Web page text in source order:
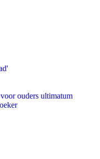
ouders ultimatum